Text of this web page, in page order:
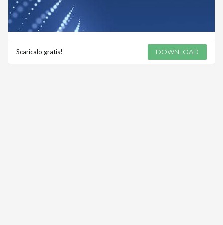
Scaricalo gratis! DOWNLOAD